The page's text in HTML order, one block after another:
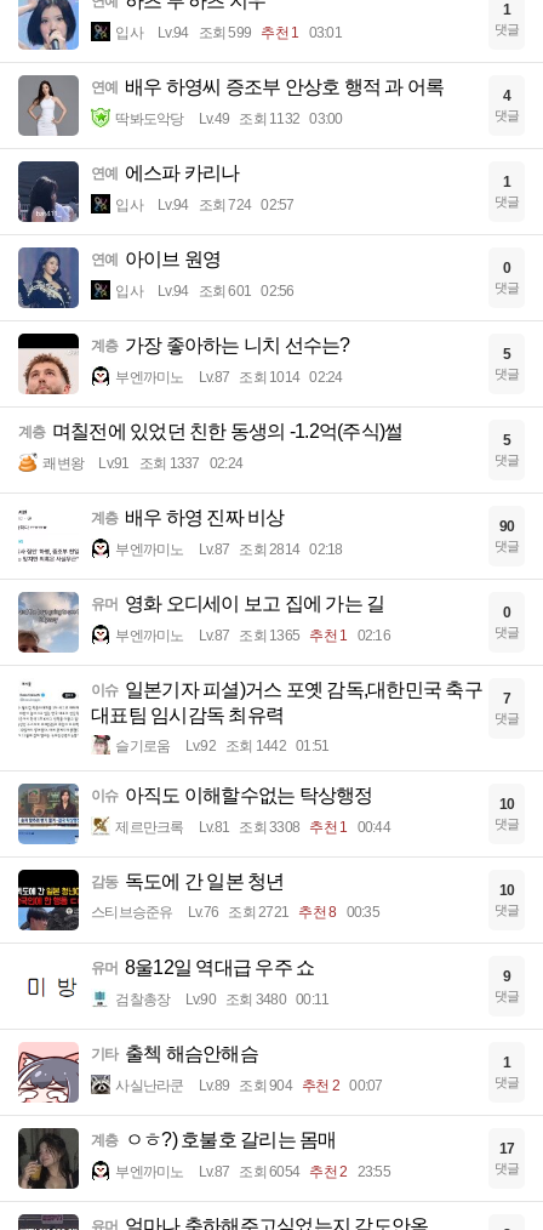
입사 Lv.94 조회 599 추천 1 03:01
1
댓글
연예 배우 하영씨 증조부 안상호 행적 과 어록
딱봐도악당 Lv.49 조회 1132 03:00
4
댓글
연예 에스파 카리나
입사 Lv.94 조회 724 02:57
1
댓글
연예 아이브 원영
입사 Lv.94 조회 601 02:56
0
댓글
계층 가장 좋아하는 니치 선수는?
부엔까미노 Lv.87 조회 1014 02:24
5
댓글
계층 며칠전에 있었던 친한 동생의 -1.2억(주식)썰
쾌변왕 Lv.91 조회 1337 02:24
5
댓글
계층 배우 하영 진짜 비상
부엔까미노 Lv.87 조회 2814 02:18
90
댓글
유머 영화 오디세이 보고 집에 가는 길
부엔까미노 Lv.87 조회 1365 추천 1 02:16
0
댓글
이슈 일본기자 피셜)거스 포옛 감독,대한민국 축구
대표팀 임시감독 최유력
슬기로움 Lv.92 조회 1442 01:51
7
댓글
이슈 아직도 이해할수없는 탁상행정
제르만크록 Lv.81 조회 3308 추천 1 00:44
10
댓글
감동 독도에 간 일본 청년
스티브승준유 Lv.76 조회 2721 추천 8 00:35
10
댓글
유머 8울12일 역대급 우주 쇼
검찰총장 Lv.90 조회 3480 00:11
9
댓글
기타 출첵 해슴안해슴
사실난라쿤 Lv.89 조회 904 추천 2 00:07
1
댓글
계층 ㅇㅎ?) 호불호 갈리는 몸매
부엔까미노 Lv.87 조회 6054 추천 2 23:55
17
댓글